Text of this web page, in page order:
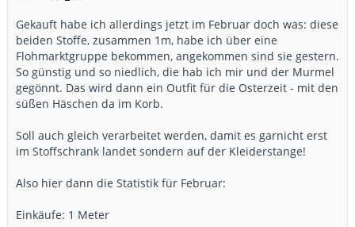
Gekauft habe ich allerdings jetzt im Februar doch was: diese
beiden Stoffe, zusammen 1m, habe ich über eine
Flohmarktgruppe bekommen, angekommen sind sie gestern.
So günstig und so niedlich, die hab ich mir und der Murmel
gegönnt. Das wird dann ein Outfit für die Osterzeit - mit den
süßen Häschen da im Korb.
Soll auch gleich verarbeitet werden, damit es garnicht erst
im Stoffschrank landet sondern auf der Kleiderstange!
Also hier dann die Statistik für Februar:
Einkäufe: 1 Meter